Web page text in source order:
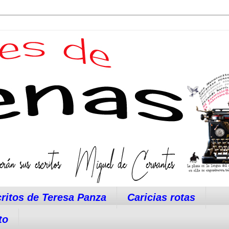
de Teresa Panza
Caricias rotas